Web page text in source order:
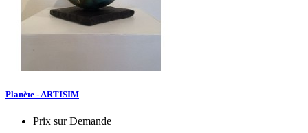
Planète - ARTISIM
Prix sur Demande